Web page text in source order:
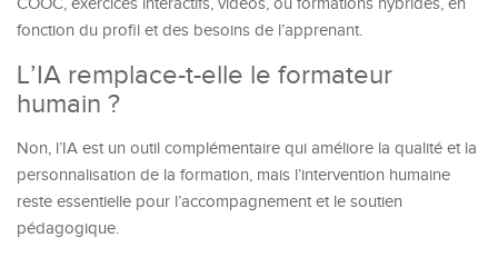
COOC, exercices interactifs, vidéos, ou formations hybrides, en
fonction du profil et des besoins de l’apprenant.
L’IA remplace-t-elle le formateur
humain ?
Non, l’IA est un outil complémentaire qui améliore la qualité et la
personnalisation de la formation, mais l’intervention humaine
reste essentielle pour l’accompagnement et le soutien
pédagogique.